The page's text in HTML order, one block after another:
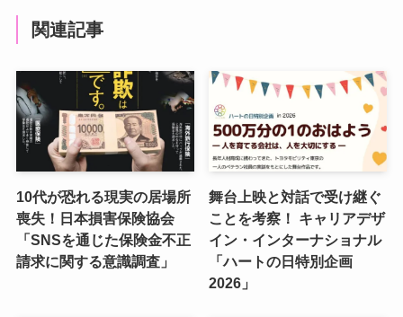
関連記事
10代が恐れる現実の居場所
喪失！日本損害保険協会
「SNSを通じた保険金不正
請求に関する意識調査」
舞台上映と対話で受け継ぐ
ことを考察！ キャリアデザ
イン・インターナショナル
「ハートの日特別企画
2026」